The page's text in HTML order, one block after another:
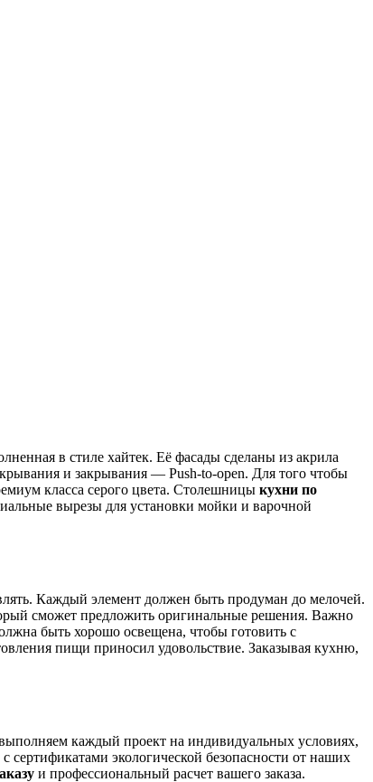
в стиле хайтек. Её фасады сделаны из акрила
и закрывания — Push-to-open. Для того чтобы
класса серого цвета. Столешницы кухни по
вырезы для установки мойки и варочной
Каждый элемент должен быть продуман до мелочей.
сможет предложить оригинальные решения. Важно
быть хорошо освещена, чтобы готовить с
пищи приносил удовольствие. Заказывая кухню,
каждый проект на индивидуальных условиях,
экологической безопасности от наших
и профессиональный расчет вашего заказа.